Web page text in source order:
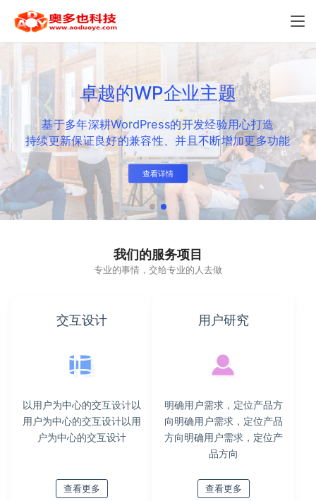
卓越的WP企业主题
基于多年深耕WordPress的开发经验用心打造
持续更新保证良好的兼容性、并且不断增加更多功能
查看详情
我们的服务项目
专业的事情，交给专业的人去做
交互设计
以用户为中心的交互设计以
用户为中心的交互设计以用
户为中心的交互设计
查看更多
用户研究
明确用户需求，定位产品方
向明确用户需求，定位产品
方向明确用户需求，定位产
品方向
查看更多